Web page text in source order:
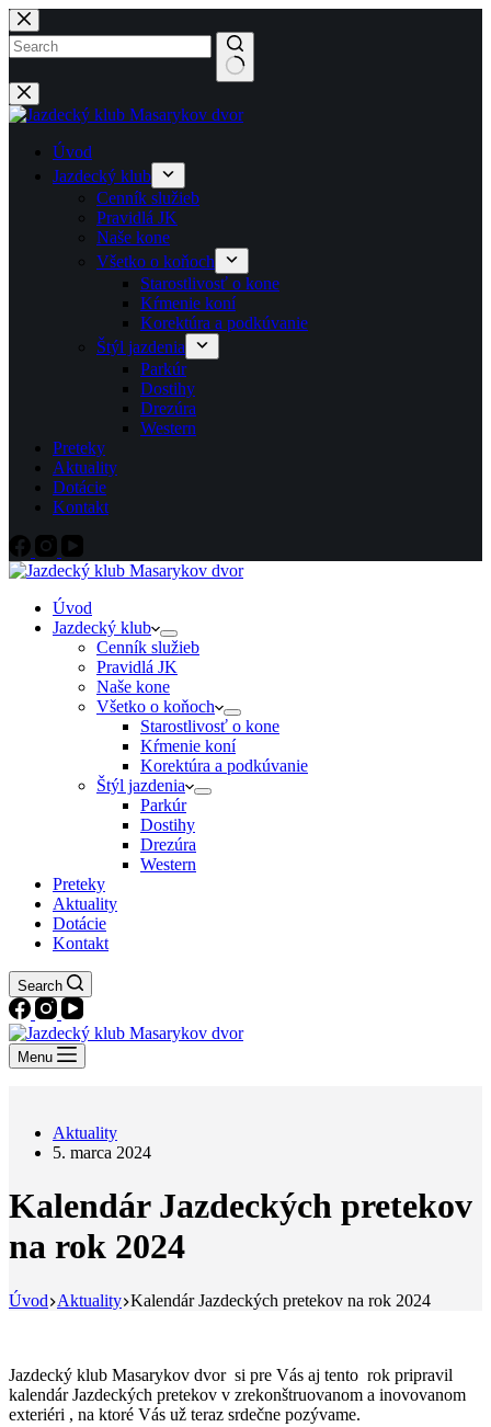
Späť
na
obsah
No
results
Úvod
Jazdecký klub
Cenník služieb
Pravidlá JK
Naše kone
Všetko o koňoch
Starostlivosť o kone
Kŕmenie koní
Korektúra a podkúvanie
Štýl jazdenia
Parkúr
Dostihy
Drezúra
Western
Preteky
Aktuality
Dotácie
Kontakt
Úvod
Jazdecký klub
Cenník služieb
Pravidlá JK
Naše kone
Všetko o koňoch
Starostlivosť o kone
Kŕmenie koní
Korektúra a podkúvanie
Štýl jazdenia
Parkúr
Dostihy
Drezúra
Western
Preteky
Aktuality
Dotácie
Kontakt
Search
Menu
Aktuality
5. marca 2024
Kalendár Jazdeckých pretekov
na rok 2024
Úvod Aktuality Kalendár Jazdeckých pretekov na rok 2024
Jazdecký klub Masarykov dvor si pre Vás aj tento rok pripravil
kalendár Jazdeckých pretekov v zrekonštruovanom a inovovanom
exteriéri , na ktoré Vás už teraz srdečne pozývame.